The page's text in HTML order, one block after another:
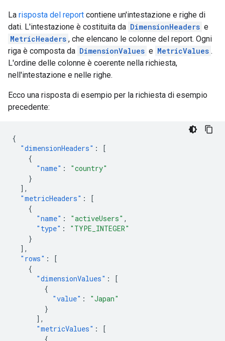
La risposta del report contiene un'intestazione e righe di
dati. L'intestazione è costituita da DimensionHeaders e
MetricHeaders , che elencano le colonne del report. Ogni
riga è composta da DimensionValues e MetricValues .
L'ordine delle colonne è coerente nella richiesta,
nell'intestazione e nelle righe.
Ecco una risposta di esempio per la richiesta di esempio
precedente:
{
"dimensionHeaders" :
[
{
"name" :
"country"
}
],
"metricHeaders" :
[
{
"name" : "activeUsers" ,
"type" :
"TYPE_INTEGER"
}
],
"rows" :
[
{
"dimensionValues" :
[
{
"value" :
"Japan"
}
],
"metricValues" :
[
{